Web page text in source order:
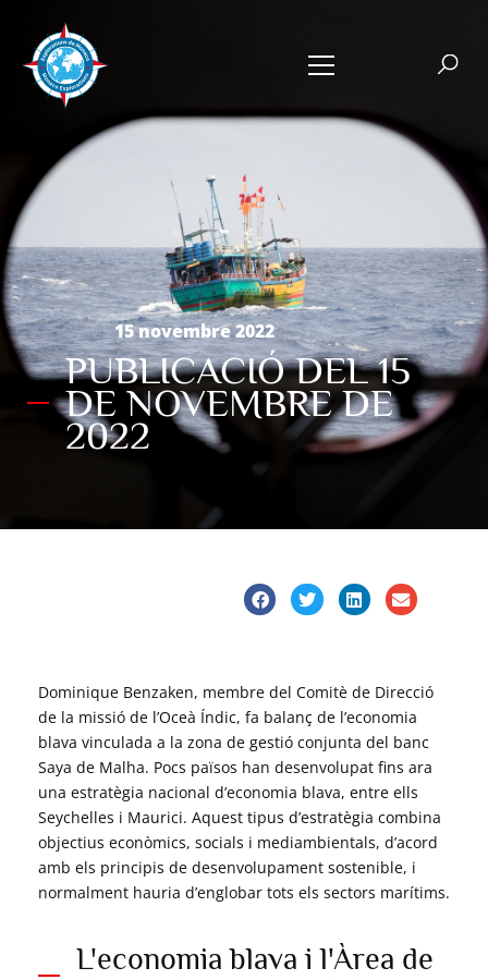
15 novembre 2022
PUBLICACIÓ DEL 15
DE NOVEMBRE DE
2022
Dominique Benzaken, membre del Comitè de Direcció
de la missió de l’Oceà Índic, fa balanç de l’economia
blava vinculada a la zona de gestió conjunta del banc
Saya de Malha. Pocs països han desenvolupat fins ara
una estratègia nacional d’economia blava, entre ells
Seychelles i Maurici. Aquest tipus d’estratègia combina
objectius econòmics, socials i mediambientals, d’acord
amb els principis de desenvolupament sostenible, i
normalment hauria d’englobar tots els sectors marítims.
L'economia blava i l'Àrea de